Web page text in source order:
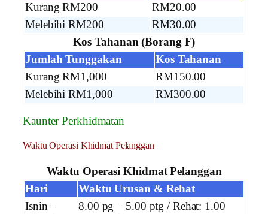
Kurang RM200
RM20.00
Melebihi RM200
RM30.00
Kos Tahanan (Borang F)
Jumlah Tunggakan
Kos Tahanan
Kurang RM1,000
RM150.00
Melebihi RM1,000
RM300.00
Kaunter Perkhidmatan
Waktu Operasi Khidmat Pelanggan
Waktu Operasi Khidmat Pelanggan
Hari
Waktu Urusan & Rehat
Isnin –
8.00 pg – 5.00 ptg / Rehat: 1.00